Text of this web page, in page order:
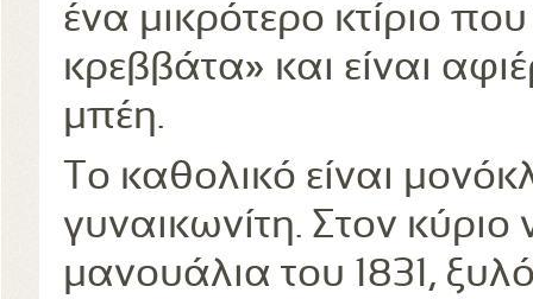
ένα μικρότερο κτίριο
κρεββάτα» και είναι
μπέη.
Το καθολικό είναι
γυναικωνίτη. Στον
μανουάλια του 1831,